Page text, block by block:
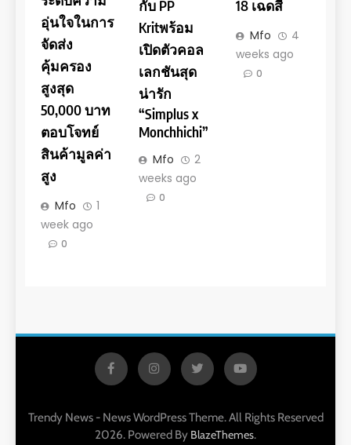
อุ่นใจในการ
จัดส่ง
คุ้มครอง
สูงสุด
50,000 บาท
ตอบโจทย์
สินค้ามูลค่า
สูง
Mfo
1
week ago
0
กับ PP
Kritพร้อม
เปิดตัวคอล
เลกชันสุด
น่ารัก
“Simplus x
Monchhichi”
Mfo
2
weeks ago
0
18 เฉดสี
Mfo
4
weeks ago
0
Trendy News - News WordPress Theme. All Rights Reserved
2026. Powered By BlazeThemes.